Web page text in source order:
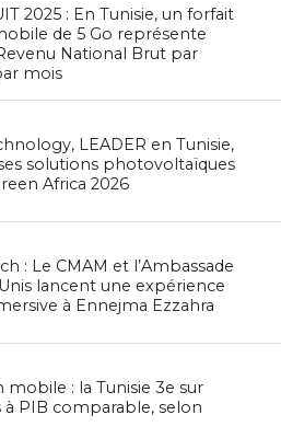
2025 : En Tunisie, un forfait
de 5 Go représente
National Brut par
mois
LEADER en Tunisie,
solutions photovoltaïques
Africa 2026
: Le CMAM et l’Ambassade
lancent une expérience
à Ennejma Ezzahra
mobile : la Tunisie 3e sur
à PIB comparable, selon